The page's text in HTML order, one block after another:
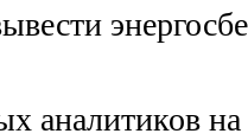
аналитиков